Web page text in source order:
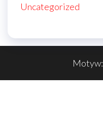
Uncategorized
Motyw: